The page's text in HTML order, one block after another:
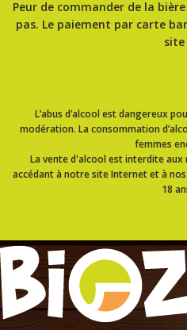
Peur de commander de la
pas. Le paiement par carte
site
L’abus d’alcool est dangereux
modération. La consommation
femmes
La vente d'alcool est interdite aux
accédant à notre site Internet et à
18